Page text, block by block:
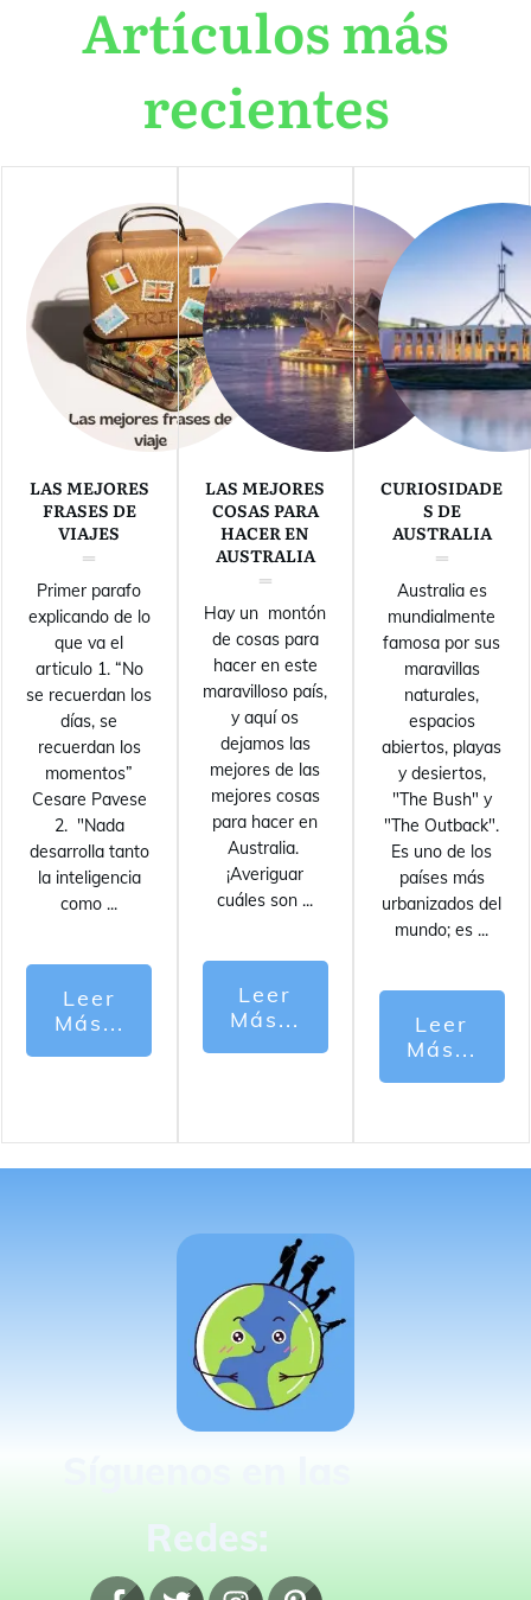
Artículos más
recientes
LAS MEJORES
FRASES DE
VIAJES
Primer parafo
explicando de lo
que va el
articulo 1. “No
se recuerdan los
días, se
recuerdan los
momentos”
Cesare Pavese
2. "Nada
desarrolla tanto
la inteligencia
como ...
Leer
Más...
LAS MEJORES
COSAS PARA
HACER EN
AUSTRALIA
Hay un montón
de cosas para
hacer en este
maravilloso país,
y aquí os
dejamos las
mejores de las
mejores cosas
para hacer en
Australia.
¡Averiguar
cuáles son ...
Leer
Más...
CURIOSIDADE
S DE
AUSTRALIA
Australia es
mundialmente
famosa por sus
maravillas
naturales,
espacios
abiertos, playas
y desiertos,
"The Bush" y
"The Outback".
Es uno de los
países más
urbanizados del
mundo; es ...
Leer
Más...
Redes: